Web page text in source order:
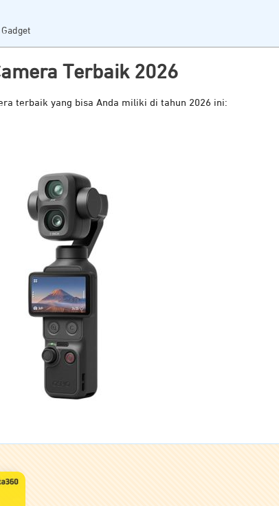
Terbaik 2026
terbaik yang bisa Anda miliki di tahun 2026 ini: